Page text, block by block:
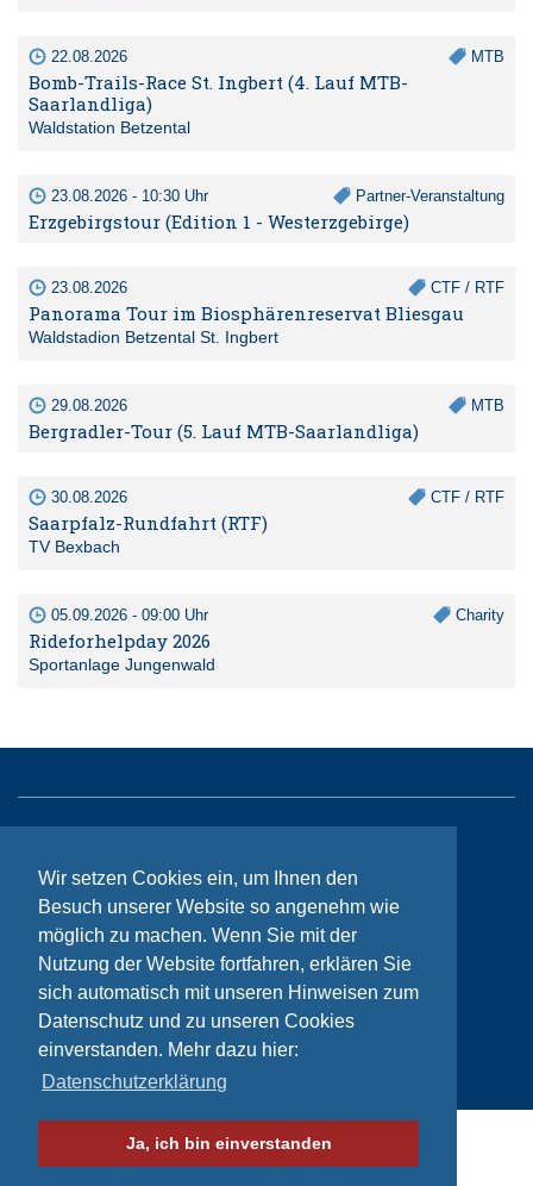
Wir setzen Cookies ein, um Ihnen den
Besuch unserer Website so angenehm wie
möglich zu machen. Wenn Sie mit der
Nutzung der Website fortfahren, erklären Sie
sich automatisch mit unseren Hinweisen zum
Datenschutz und zu unseren Cookies
einverstanden. Mehr dazu hier:
Datenschutzerklärung
Ja, ich bin einverstanden
22.08.2026 MTB
Bomb-Trails-Race St. Ingbert (4. Lauf MTB-
Saarlandliga)
Waldstation Betzental
23.08.2026 - 10:30 Uhr Partner-Veranstaltung
Erzgebirgstour (Edition 1 - Westerzgebirge)
23.08.2026 CTF / RTF
Panorama Tour im Biosphärenreservat Bliesgau
Waldstadion Betzental St. Ingbert
29.08.2026 MTB
Bergradler-Tour (5. Lauf MTB-Saarlandliga)
30.08.2026 CTF / RTF
Saarpfalz-Rundfahrt (RTF)
TV Bexbach
05.09.2026 - 09:00 Uhr Charity
Rideforhelpday 2026
Sportanlage Jungenwald
Kontakt
Impressum
Datenschutzhinweise
© Bikeaid 2026